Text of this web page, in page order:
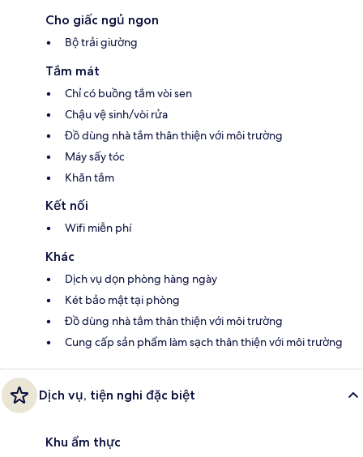
Cho giấc ngủ ngon
Bộ trải giường
Tắm mát
Chỉ có buồng tắm vòi sen
Chậu vệ sinh/vòi rửa
Đồ dùng nhà tắm thân thiện với môi trường
Máy sấy tóc
Khăn tắm
Kết nối
Wifi miễn phí
Khác
Dịch vụ dọn phòng hàng ngày
Két bảo mật tại phòng
Đồ dùng nhà tắm thân thiện với môi trường
Cung cấp sản phẩm làm sạch thân thiện với môi trường
Dịch vụ, tiện nghi đặc biệt
Khu ẩm thực